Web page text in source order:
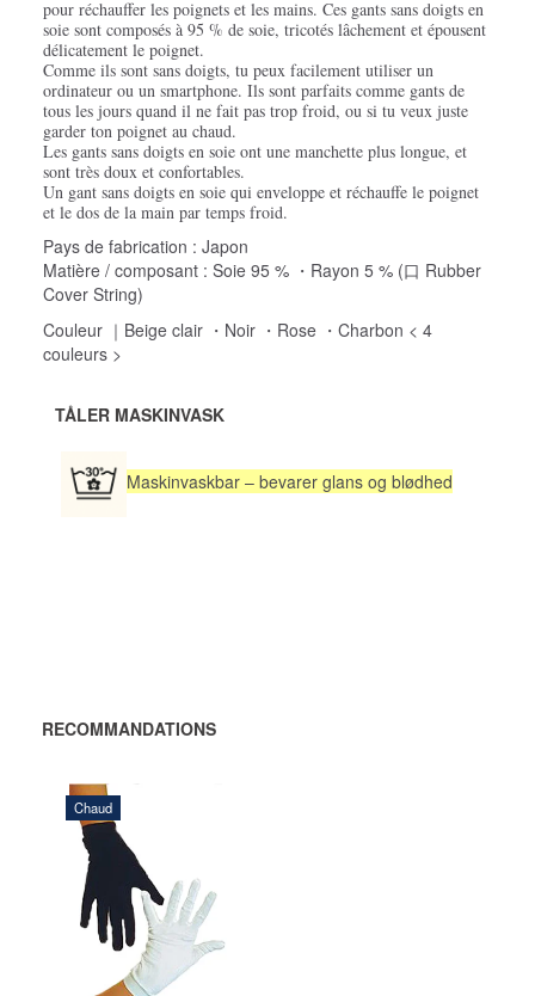
pour réchauffer les poignets et les mains. Ces gants sans doigts en
soie sont composés à 95 % de soie, tricotés lâchement et épousent
délicatement le poignet.
Comme ils sont sans doigts, tu peux facilement utiliser un
ordinateur ou un smartphone. Ils sont parfaits comme gants de
tous les jours quand il ne fait pas trop froid, ou si tu veux juste
garder ton poignet au chaud.
Les gants sans doigts en soie ont une manchette plus longue, et
sont très doux et confortables.
Un gant sans doigts en soie qui enveloppe et réchauffe le poignet
et le dos de la main par temps froid.
Pays de fabrication : Japon
Matière / composant : Soie 95 % ・Rayon 5 % (口 Rubber
Cover String)
Couleur ｜Beige clair ・Noir ・Rose ・Charbon < 4
couleurs >
TÅLER MASKINVASK
Maskinvaskbar – bevarer glans og blødhed
RECOMMANDATIONS
Chaud
128,00 DKK
AJOUTER
AU